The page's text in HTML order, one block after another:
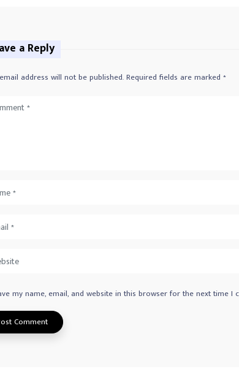
a Reply
address will not be published.Required fields are marked *
my name, email, and website in this browser for the next time I